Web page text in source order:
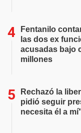
Fentanilo
las dos ex
acusadas bajo
millones
Rechazó la
pidió seguir
necesita él a